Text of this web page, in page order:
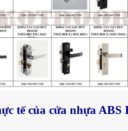
tế của cửa nhựa ABS